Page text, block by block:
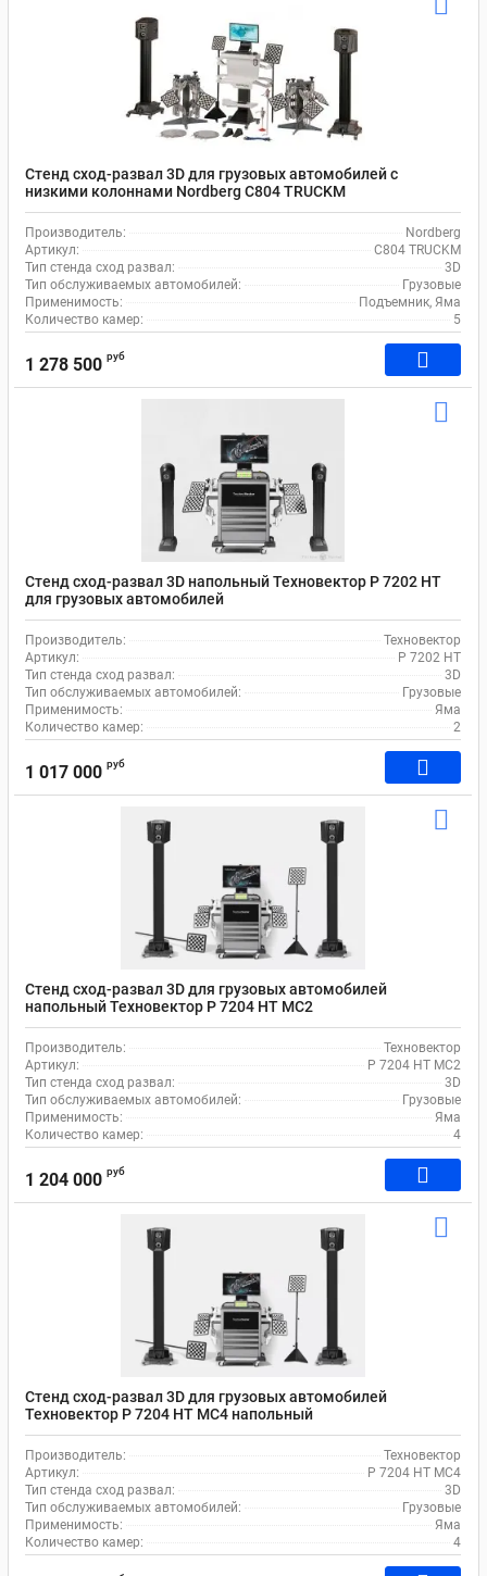
Стенд сход-развал 3D для грузовых автомобилей с
низкими колоннами Nordberg C804 TRUCKM
Производитель:
Nordberg
Артикул:
C804 TRUCKM
Тип стенда сход развал:
3D
Тип обслуживаемых автомобилей:
Грузовые
Применимость:
Подъемник, Яма
Количество камер:
5
1 278 500 руб
Стенд сход-развал 3D напольный Техновектор P 7202 HT
для грузовых автомобилей
Производитель:
Техновектор
Артикул:
P 7202 HT
Тип стенда сход развал:
3D
Тип обслуживаемых автомобилей:
Грузовые
Применимость:
Яма
Количество камер:
2
1 017 000 руб
Стенд сход-развал 3D для грузовых автомобилей
напольный Техновектор P 7204 HT MC2
Производитель:
Техновектор
Артикул:
P 7204 HT MC2
Тип стенда сход развал:
3D
Тип обслуживаемых автомобилей:
Грузовые
Применимость:
Яма
Количество камер:
4
1 204 000 руб
Стенд сход-развал 3D для грузовых автомобилей
Техновектор P 7204 HT MC4 напольный
Производитель:
Техновектор
Артикул:
P 7204 HT MC4
Тип стенда сход развал:
3D
Тип обслуживаемых автомобилей:
Грузовые
Применимость:
Яма
Количество камер:
4